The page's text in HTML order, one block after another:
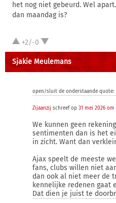
het nog niet gebeurd. Wel
dan maandag is?
+2/-0
Sjakie Meulemans
open/sluit de onderstaande quote:
Zijaanzij schreef op 31 mei 2026 om
We kunnen geen
sentimenten dan is het
in zicht. Want dan
Ajax speelt de meeste
fans, clubs willen niet
dan ook al niet meer de
kennelijke redenen gaat
Dat dien je juist te